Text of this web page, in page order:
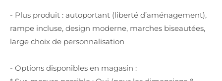
- Plus produit : autoportant (liberté d’aménagement),
rampe incluse, design moderne, marches biseautées,
large choix de personnalisation
- Options disponibles en magasin :